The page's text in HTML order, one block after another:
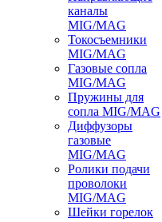
каналы
MIG/MAG
Токосъемники
MIG/MAG
Газовые сопла
MIG/MAG
Пружины для
сопла MIG/MAG
Диффузоры
газовые
MIG/MAG
Ролики подачи
проволоки
MIG/MAG
Шейки горелок